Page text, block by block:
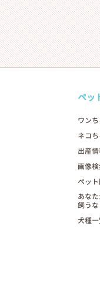
ペッ
ワン
ネコ
出産
画像検
ペッ
あな
飼うな
犬種